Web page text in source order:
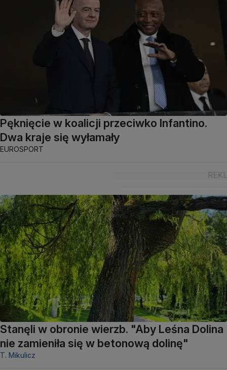
Pęknięcie w koalicji przeciwko Infantino.
Dwa kraje się wyłamały
EUROSPORT
Stanęli w obronie wierzb. "Aby Leśna Dolina
nie zamieniła się w betonową dolinę"
T. Mikulicz